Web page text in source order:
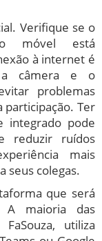
Verifique se o
móvel está
à internet é
a câmera e o
problemas
participação. Ter
integrado pode
reduzir ruídos
mais
seus colegas.
que será
A maioria das
utiliza